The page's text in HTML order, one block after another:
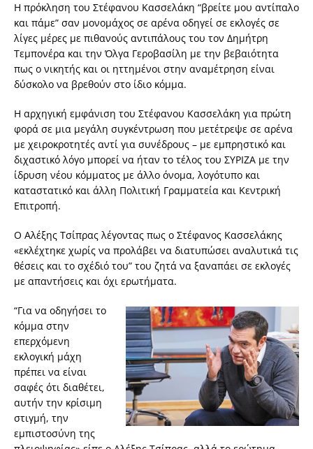
Η πρόκληση του Στέφανου Κασσελάκη “βρείτε μου αντίπαλο
και πάμε” σαν μονομάχος σε αρένα οδηγεί σε εκλογές σε
λίγες μέρες με πιθανούς αντιπάλους του τον Δημήτρη
Τεμπονέρα και την Όλγα Γεροβασίλη με την βεβαιότητα
πως ο νικητής και οι ηττημένοι στην αναμέτρηση είναι
δύσκολο να βρεθούν στο ίδιο κόμμα.
Η αρχηγική εμφάνιση του Στέφανου Κασσελάκη για πρώτη
φορά σε μια μεγάλη συγκέντρωση που μετέτρεψε σε αρένα
με χειροκροτητές αντί για συνέδρους – με εμπρηστικό και
διχαστικό λόγο μπορεί να ήταν το τέλος του ΣΥΡΙΖΑ με την
ίδρυση νέου κόμματος με άλλο όνομα, λογότυπο και
καταστατικό και άλλη Πολιτική Γραμματεία και Κεντρική
Επιτροπή.
Ο Αλέξης Τσίπρας λέγοντας πως ο Στέφανος Κασσελάκης
«εκλέχτηκε χωρίς να προλάβει να διατυπώσει αναλυτικά τις
θέσεις και το σχέδιό του” του ζητά να ξαναπάει σε εκλογές
με απαντήσεις και όχι ερωτήματα.
“Για να οδηγήσει το
κόμμα στην
επερχόμενη
εκλογική μάχη
πρέπει να είναι
σαφές ότι διαθέτει,
αυτήν την κρίσιμη
στιγμή, την
εμπιστοσύνη της